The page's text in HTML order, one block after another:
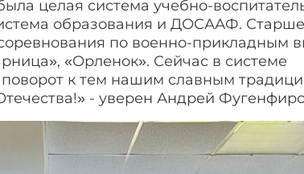
целая система учебно-
образования и ДОСААФ.
по военно-прикладным
«Орленок». Сейчас в системе
к тем нашим славным
- уверен Андрей